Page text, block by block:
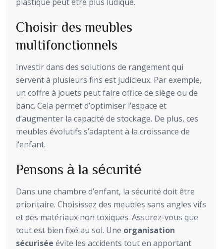
Choisir des meubles
multifonctionnels
Investir dans des solutions de rangement qui
servent à plusieurs fins est judicieux. Par exemple,
un coffre à jouets peut faire office de siège ou de
banc. Cela permet d’optimiser l’espace et
d’augmenter la capacité de stockage. De plus, ces
meubles évolutifs s’adaptent à la croissance de
l’enfant.
Pensons à la sécurité
Dans une chambre d’enfant, la sécurité doit être
prioritaire. Choisissez des meubles sans angles vifs
et des matériaux non toxiques. Assurez-vous que
tout est bien fixé au sol. Une organisation
sécurisée évite les accidents tout en apportant